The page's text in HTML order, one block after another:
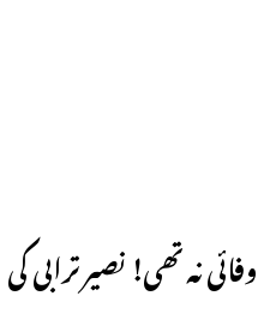
نہ تھی! نصیرترابی